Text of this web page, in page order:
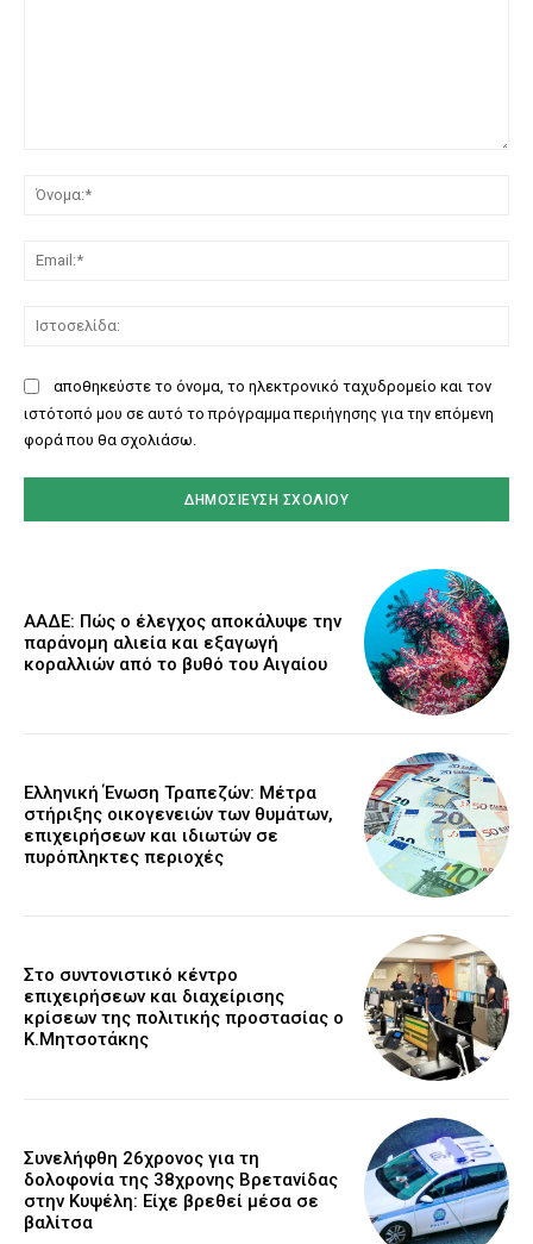
αποθηκεύστε το όνομα, το ηλεκτρονικό ταχυδρομείο και τον
ιστότοπό μου σε αυτό το πρόγραμμα περιήγησης για την επόμενη
φορά που θα σχολιάσω.
ΑΑΔΕ: Πώς ο έλεγχος αποκάλυψε την
παράνομη αλιεία και εξαγωγή
κοραλλιών από το βυθό του Αιγαίου
Ελληνική Ένωση Τραπεζών: Μέτρα
στήριξης οικογενειών των θυμάτων,
επιχειρήσεων και ιδιωτών σε
πυρόπληκτες περιοχές
Στο συντονιστικό κέντρο
επιχειρήσεων και διαχείρισης
κρίσεων της πολιτικής προστασίας ο
Κ.Μητσοτάκης
Συνελήφθη 26χρονος για τη
δολοφονία της 38χρονης Βρετανίδας
στην Κυψέλη: Είχε βρεθεί μέσα σε
βαλίτσα